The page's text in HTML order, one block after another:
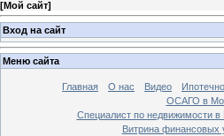
[Мой сайт]
Вход на сайт
Меню сайта
Главная О нас Видео
ОСАГО в
Специалист по недвижимости в
Витрина финансовых